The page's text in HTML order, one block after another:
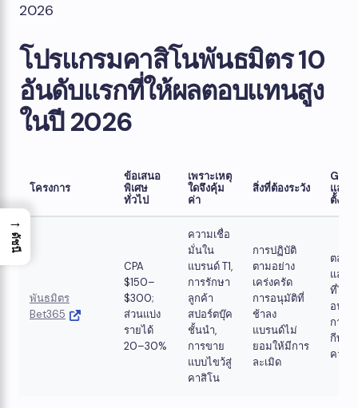
2026
โปรแกรมคาสิโนพันธมิตร 10
อันดับแรกที่ให้ผลตอบแทนสูง
ในปี 2026
โครงการ
ข้อเสนอ
พิเศษ
ทั่วไป
เพราะเหตุ
ใดจึงคุ้ม
ค่า
สิ่งที่ต้องระวัง
และแ
ตั้งที่
พันธมิตร
Bet365
CPA
$150–
$300; ​​
ส่วนแบ่ง
รายได้
20–30%
ความเชื่อ
มั่นใน
แบรนด์ T1,
การรักษา
ลูกค้า
สปอร์ตบุ๊ค
ชั้นนำ,
การขาย
แบบไขว้สู่
คาสิโน
การปฏิบัติ
ตามอย่าง
เคร่งครัด
การอนุมัติที่
ช้าลง
แบรนด์ไม่
ยอมให้มีการ
ละเมิด
ตลาด
และต
ที่ได้รั
อนุญ
การ
กีฬา
คาสิโ
→
ดัชนี